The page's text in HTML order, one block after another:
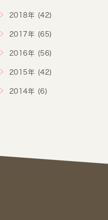
2018年 (42)
2017年 (65)
2016年 (56)
2015年 (42)
2014年 (6)